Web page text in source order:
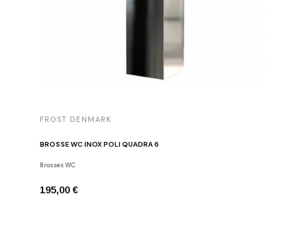
FROST DENMARK
BROSSE WC INOX POLI QUADRA 6
Brosses WC
195,00 €